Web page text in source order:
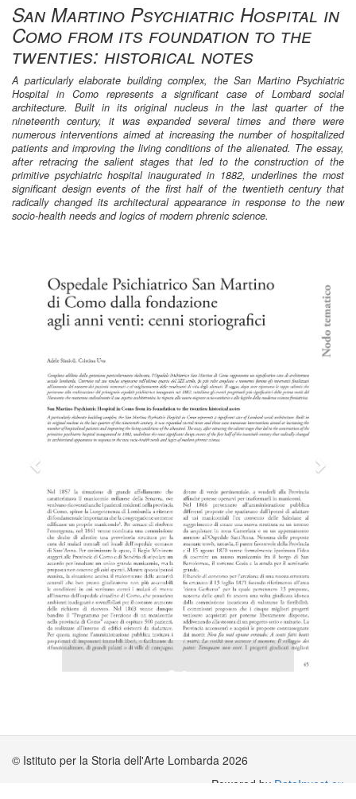
San Martino Psychiatric Hospital in
Como from its foundation to the
twenties: historical notes
A particularly elaborate building complex, the San Martino Psychiatric
Hospital in Como represents a significant case of Lombard social
architecture. Built in its original nucleus in the last quarter of the
nineteenth century, it was expanded several times and there were
numerous interventions aimed at increasing the number of hospitalized
patients and improving the living conditions of the alienated. The essay,
after retracing the salient stages that led to the construction of the
primitive psychiatric hospital inaugurated in 1882, underlines the most
significant design events of the first half of the twentieth century that
radically changed its architectural appearance in response to the new
socio-health needs and logics of modern phrenic science.
© Istituto per la Storia dell'Arte Lombarda 2026
Powered by DataInvest.eu